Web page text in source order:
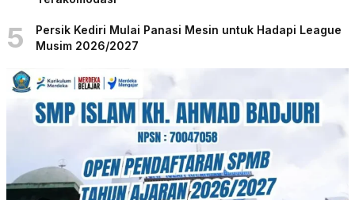
5
Persik Kediri Mulai Panasi Mesin untuk Hadapi League
Musim 2026/2027